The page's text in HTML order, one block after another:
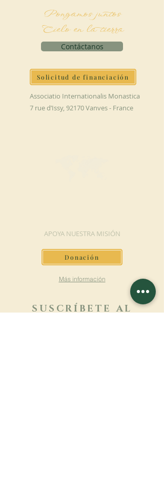
Pongamos juntos
Cielo en la tierra
Contáctanos
Solicitud de financiación
Associatio Internationalis Monastica
7 rue d’Issy, 92170 Vanves - France
APOYA NUESTRA MISIÓN
Donación
Más información
SUSCRÍBETE AL